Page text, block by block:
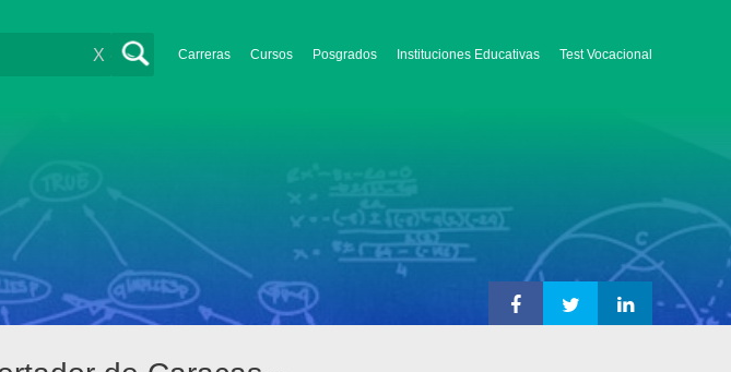
Carreras Cursos Posgrados Instituciones Educativas Test Vocacional
X